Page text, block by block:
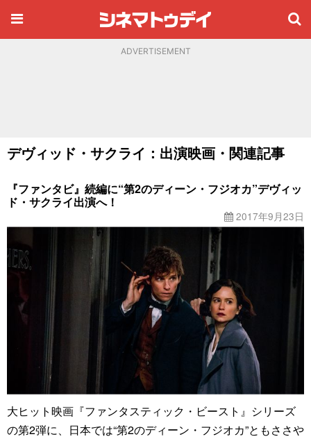
ADVERTISEMENT
デヴィッド・サクライ：出演映画・関連記事
『ファンタビ』続編に“第2のディーン・フジオカ”デヴィッ
ド・サクライ出演へ！
2017年9月23日
大ヒット映画『ファンタスティック・ビースト』シリーズ
の第2弾に、日本では“第2のディーン・フジオカ”ともささや